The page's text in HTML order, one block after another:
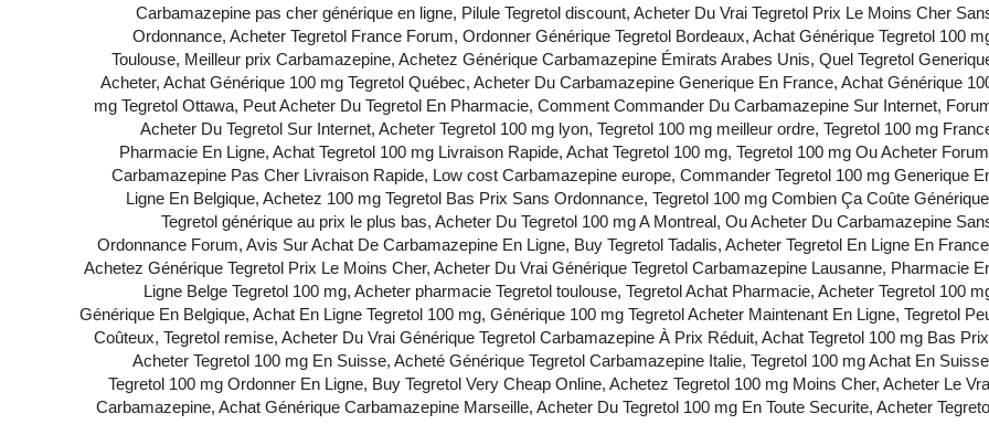
Carbamazepine pas cher générique en ligne, Pilule Tegretol discount, Acheter Du Vrai Tegretol Prix Le Moins Cher
Ordonnance, Acheter Tegretol France Forum, Ordonner Générique Tegretol Bordeaux, Achat Générique Tegretol 100
Toulouse, Meilleur prix Carbamazepine, Achetez Générique Carbamazepine Émirats Arabes Unis, Quel Tegretol
Acheter, Achat Générique 100 mg Tegretol Québec, Acheter Du Carbamazepine Generique En France, Achat Générique
mg Tegretol Ottawa, Peut Acheter Du Tegretol En Pharmacie, Comment Commander Du Carbamazepine Sur Internet,
Acheter Du Tegretol Sur Internet, Acheter Tegretol 100 mg lyon, Tegretol 100 mg meilleur ordre, Tegretol 100 mg
Pharmacie En Ligne, Achat Tegretol 100 mg Livraison Rapide, Achat Tegretol 100 mg, Tegretol 100 mg Ou Acheter
Carbamazepine Pas Cher Livraison Rapide, Low cost Carbamazepine europe, Commander Tegretol 100 mg Generique
Ligne En Belgique, Achetez 100 mg Tegretol Bas Prix Sans Ordonnance, Tegretol 100 mg Combien Ça Coûte
Tegretol générique au prix le plus bas, Acheter Du Tegretol 100 mg A Montreal, Ou Acheter Du Carbamazepine
Ordonnance Forum, Avis Sur Achat De Carbamazepine En Ligne, Buy Tegretol Tadalis, Acheter Tegretol En Ligne En
Achetez Générique Tegretol Prix Le Moins Cher, Acheter Du Vrai Générique Tegretol Carbamazepine Lausanne, Pharmacie
Ligne Belge Tegretol 100 mg, Acheter pharmacie Tegretol toulouse, Tegretol Achat Pharmacie, Acheter Tegretol 100
Générique En Belgique, Achat En Ligne Tegretol 100 mg, Générique 100 mg Tegretol Acheter Maintenant En Ligne, Tegretol
Coûteux, Tegretol remise, Acheter Du Vrai Générique Tegretol Carbamazepine À Prix Réduit, Achat Tegretol 100 mg Bas
Acheter Tegretol 100 mg En Suisse, Acheté Générique Tegretol Carbamazepine Italie, Tegretol 100 mg Achat En
Tegretol 100 mg Ordonner En Ligne, Buy Tegretol Very Cheap Online, Achetez Tegretol 100 mg Moins Cher, Acheter Le
Carbamazepine, Achat Générique Carbamazepine Marseille, Acheter Du Tegretol 100 mg En Toute Securite, Acheter